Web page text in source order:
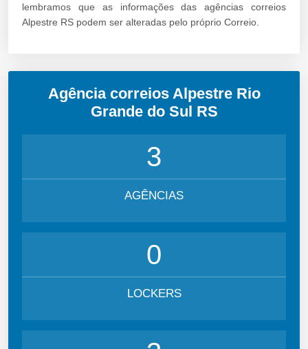
lembramos que as informações das agências correios
Alpestre RS podem ser alteradas pelo próprio Correio.
Agência correios Alpestre Rio
Grande do Sul RS
3
AGÊNCIAS
0
LOCKERS